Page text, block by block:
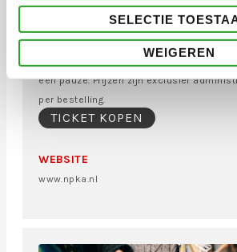
SELECTIE
WEIGEREN
Kinderen tot met 18 jaar oud : € 5,-
1 Drankje is bij de prijs inbegrepen. Dit
een pauze. Prijzen zijn exclusief
per bestelling.
TICKET KOPEN
WEBSITE
www.npka.nl